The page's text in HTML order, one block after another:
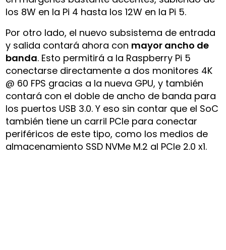
los 8W en la Pi 4 hasta los 12W en la Pi 5.
Por otro lado, el nuevo subsistema de entrada
y salida contará ahora con mayor ancho de
banda. Esto permitirá a la Raspberry Pi 5
conectarse directamente a dos monitores 4K
@ 60 FPS gracias a la nueva GPU, y también
contará con el doble de ancho de banda para
los puertos USB 3.0. Y eso sin contar que el SoC
también tiene un carril PCIe para conectar
periféricos de este tipo, como los medios de
almacenamiento SSD NVMe M.2 al PCIe 2.0 x1.